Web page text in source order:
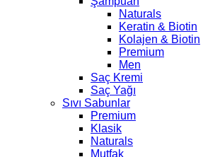
Naturals
Keratin & Biotin
Kolajen & Biotin
Premium
Men
Saç Kremi
Saç Yağı
Sıvı Sabunlar
Premium
Klasik
Naturals
Mutfak